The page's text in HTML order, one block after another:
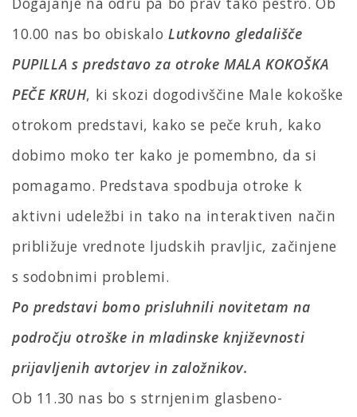
10.00 nas bo obiskalo Lutkovno gledališče
PUPILLA s predstavo za otroke MALA KOKOŠKA
PEČE KRUH, ki skozi dogodivščine Male kokoške
otrokom predstavi, kako se peče kruh, kako
dobimo moko ter kako je pomembno, da si
pomagamo. Predstava spodbuja otroke k
aktivni udeležbi in tako na interaktiven način
približuje vrednote ljudskih pravljic, začinjene
s sodobnimi problemi.
Po predstavi bomo prisluhnili novitetam na
področju otroške in mladinske književnosti
prijavljenih avtorjev in založnikov.
Ob 11.30 nas bo s strnjenim glasbeno-